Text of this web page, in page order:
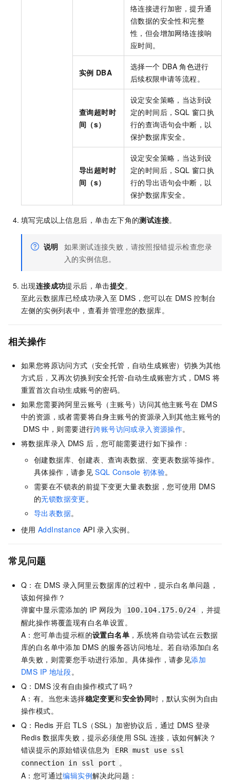
络连接进行加密，提升通
信数据的安全性和完整
性，但会增加网络连接响
应时间。
实例 DBA
选择一个 DBA 角色进行
后续权限申请等流程。
查询超时时
间（s）
设定安全策略，当达到设
定的时间后，SQL 窗口执
行的查询语句会中断，以
保护数据库安全。
导出超时时
间（s）
设定安全策略，当达到设
定的时间后，SQL 窗口执
行的导出语句会中断，以
保护数据库安全。
填写完成以上信息后，单击左下角的测试连接。
说明 如果测试连接失败，请按照报错提示检查您录
入的实例信息。
出现连接成功提示后，单击提交。
至此云数据库已经成功录入至 DMS，您可以在 DMS 控制台
左侧的实例列表中，查看并管理您的数据库。
相关操作
如果您将原访问方式（安全托管，自动生成账密）切换为其他
方式后，又再次切换到安全托管-自动生成账密方式，DMS 将
重置首次自动生成账号的密码。
如果您需要跨阿里云账号（主账号）访问其他主账号在 DMS
中的资源，或者需要将自身主账号的资源录入到其他主账号的
DMS 中，则需要进行跨账号访问或录入资源操作。
将数据库录入 DMS 后，您可能需要进行如下操作：
创建数据库、创建表、查询表数据、变更表数据等操作。
具体操作，请参见 SQL Console 初体验。
需要在不锁表的前提下变更大量表数据，您可使用 DMS
的无锁数据变更。
导出表数据。
使用 AddInstance API 录入实例。
常见问题
Q：在 DMS 录入阿里云数据库的过程中，提示白名单问题，
该如何操作？
弹窗中显示需添加的 IP 网段为
100.104.175.0/24
，并提
醒此操作将覆盖现有白名单设置。
A：您可单击提示框的设置白名单 ，系统将自动尝试在云数据
库的白名单中添加 DMS 的服务器访问地址。若自动添加白名
单失败，则需要您手动进行添加。具体操作，请参见添加
DMS IP 地址段。
Q：DMS 没有自由操作模式了吗？
A：有。当您未选择稳定变更和安全协同时，默认实例为自由
操作模式。
Q：Redis 开启 TLS（SSL）加密协议后，通过 DMS 登录
Redis 数据库失败，提示必须使用 SSL 连接，该如何解决？
错误提示的原始错误信息为
ERR must use ssl
connection in ssl port
。
A：您可通过编辑实例解决此问题：